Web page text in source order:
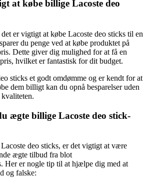
at købe billige Lacoste deo
er vigtigt at købe Lacoste deo sticks til en
du penge ved at købe produktet på
Dette giver dig mulighed for at få en
hvilket er fantastisk for dit budget.
sticks et godt omdømme og er kendt for at
dem billigt kan du opnå besparelser uden
ægte billige Lacoste deo stick-
deo sticks, er det vigtigt at være
ægte tilbud fra blot
Her er nogle tip til at hjælpe dig med at
og falske: